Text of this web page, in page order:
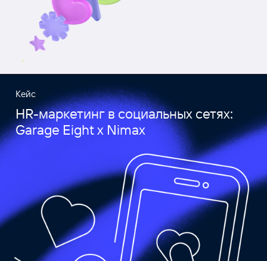
Кейс
HR-маркетинг в социальных сетях:
Garage Eight x Nimax